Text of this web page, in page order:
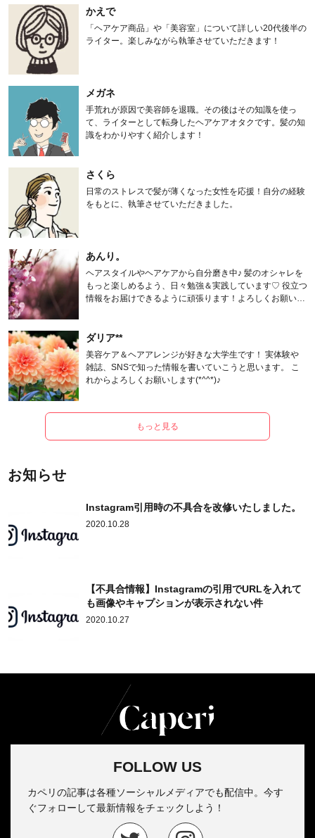
かえで
「ヘアケア商品」や「美容室」について詳しい20代後半の
ライター。楽しみながら執筆させていただきます！
メガネ
手荒れが原因で美容師を退職。その後はその知識を使っ
て、ライターとして転身したヘアケアオタクです。髪の知
識をわかりやすく紹介します！
さくら
日常のストレスで髪が薄くなった女性を応援！自分の経験
をもとに、執筆させていただきました。
あんり。
ヘアスタイルやヘアケアから自分磨き中♪ 髪のオシャレを
もっと楽しめるよう、日々勉強＆実践しています♡ 役立つ
情報をお届けできるように頑張ります！よろしくお願いし
ダリア**
美容ケア＆ヘアアレンジが好きな大学生です！ 実体験や
雑誌、SNSで知った情報を書いていこうと思います。 こ
れからよろしくお願いします(*^^*)♪
もっと見る
お知らせ
Instagram引用時の不具合を改修いたしました。
2020.10.28
【不具合情報】Instagramの引用でURLを入れて
も画像やキャプションが表示されない件
2020.10.27
FOLLOW US
カペリの記事は各種ソーシャルメディアでも配信中。今す
ぐフォローして最新情報をチェックしよう！